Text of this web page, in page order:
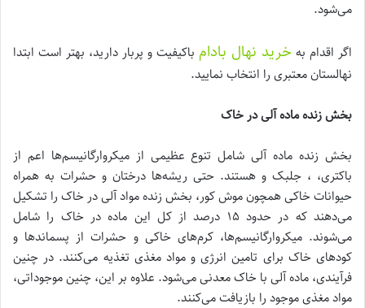
می‌شود.
اگر اقدام به خرید نهال بادام باکیفیت و پربار دارید، بهتر است ابتدا
نهالستان معتبری را انتخاب نمایید.
بخش زنده ماده آلی در خاک
بخش زنده ماده آلی شامل تنوع عظیمی از میکروارگانیسم‌ها اعم از
باکتری، ، جلبک و هستند. حتی ریشه‌ها درختان و حشرات به همراه
حیوانات خاکی همچون موش کور، بخش زنده مواد آلی در خاک را تشکیل
می‌دهند که در حدود ۱۵ درصد از کل این ماده در خاک را شامل
می‌شوند. میکروارگانیسم‌ها، کرم‌های خاکی و حشرات از پسماند‌ها و
کودهای خاک برای تامین انرژی و مواد مغذی تغذیه می‌کنند. در چنین
فرآیندی، ماده آلی با خاک معدنی می‌شود. علاوه بر این، چنین موجوداتی،
مواد مغذی موجود را بازیافت می‌کنند.